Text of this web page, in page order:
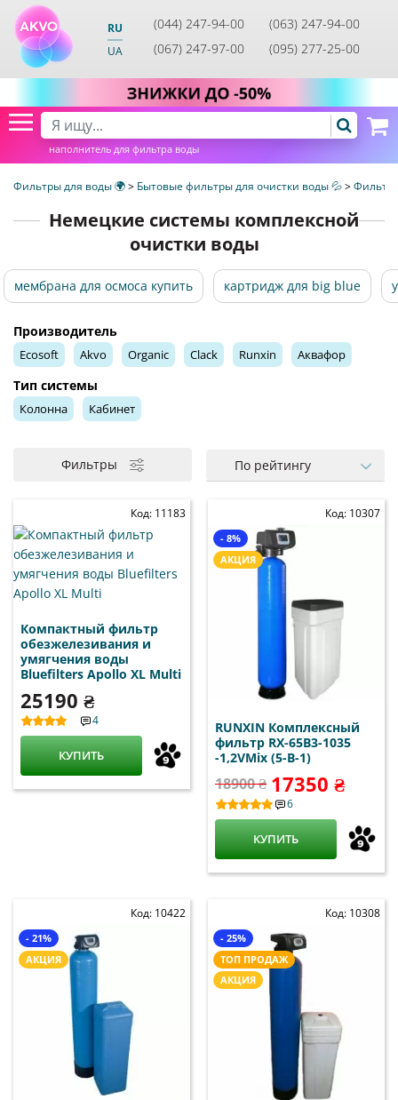
RU
UA
(044) 247-94-00
(063) 247-94-00
(067) 247-97-00
(095) 277-25-00
наполнитель для фильтра воды
Фильтры для воды 🌍> Бытовые фильтры для очистки воды 💦>
Немецкие системы комплексной
очистки воды
мембрана для осмоса купить картридж для big blue
Производитель
Ecosoft Akvo Organic Clack Runxin Аквафор
Тип системы
Колонна Кабинет
Для квартиры Для дома Для скважины
Фильтры По рейтингу
Код: 11183
Компактный фильтр
обезжелезивания и
умягчения воды
Bluefilters Apollo XL Multi
25190 ₴
4
КУПИТЬ
Код: 10307
RUNXIN Комплексный
фильтр RX-65B3-1035
-1,2VMix (5-В-1)
18900 ₴ 17350 ₴
6
КУПИТЬ
- 8%
АКЦИЯ
Код: 10422
- 21%
АКЦИЯ
Код: 10308
- 25%
ТОП ПРОДАЖ
АКЦИЯ